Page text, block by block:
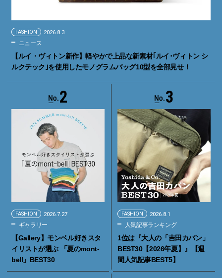
FASHION 2026.8.3
ニュース
【ルイ・ヴィトン新作】軽やかで上品な新素材｢ルイ･ヴィトン シ
ルクテック｣を使用したモノグラムバッグ10型を全部見せ！
2
FASHION 2026.7.27
ギャラリー
【Gallery】モンベル好きスタ
イリストが選ぶ 「夏のmont-
bell」BEST30
3
FASHION 2026.8.1
人気記事ランキング
1位は『大人の「吉田カバン」
BEST30【2026年夏】』【週
間人気記事BEST5】